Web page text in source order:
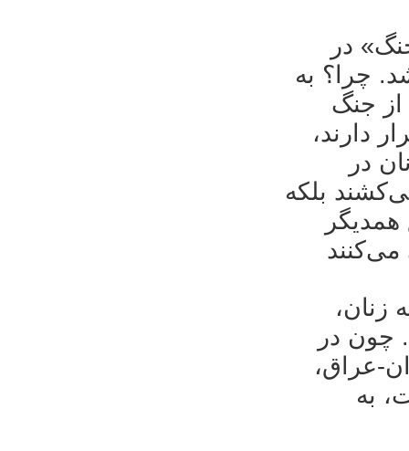
در
چرا؟ به
از جنگ
دارند،
در
بلکه
زنان،
چون در
عراق،
به